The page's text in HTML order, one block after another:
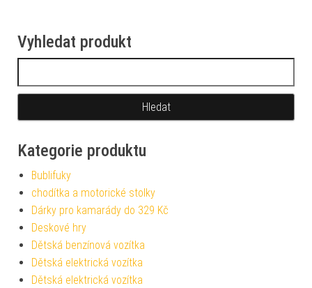
Vyhledat produkt
Kategorie produktu
Bublifuky
chodítka a motorické stolky
Dárky pro kamarády do 329 Kč
Deskové hry
Dětská benzínová vozítka
Dětská elektrická vozítka
Dětská elektrická vozítka